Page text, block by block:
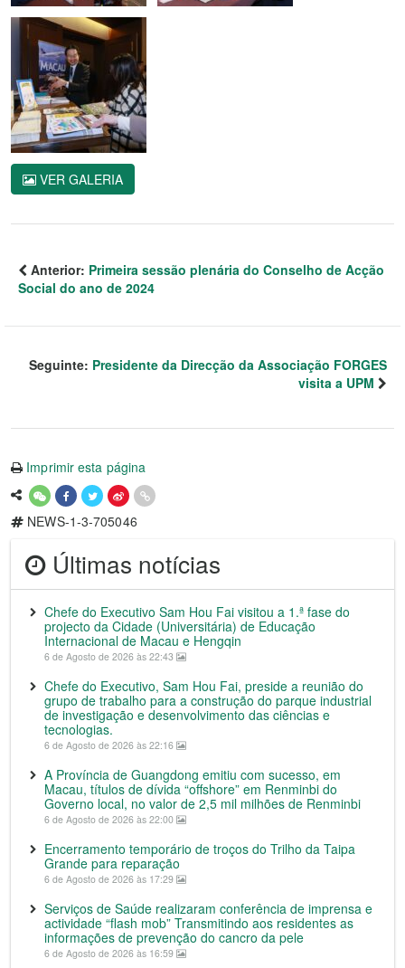
VER GALERIA
Anterior: Primeira sessão plenária do Conselho de Acção
Social do ano de 2024
Seguinte: Presidente da Direcção da Associação FORGES
visita a UPM
Imprimir esta página
NEWS-1-3-705046
Últimas notícias
Chefe do Executivo Sam Hou Fai visitou a 1.ª fase do
projecto da Cidade (Universitária) de Educação
Internacional de Macau e Hengqin
6 de Agosto de 2026 às 22:43
Chefe do Executivo, Sam Hou Fai, preside a reunião do
grupo de trabalho para a construção do parque industrial
de investigação e desenvolvimento das ciências e
tecnologias.
6 de Agosto de 2026 às 22:16
A Província de Guangdong emitiu com sucesso, em
Macau, títulos de dívida “offshore” em Renminbi do
Governo local, no valor de 2,5 mil milhões de Renminbi
6 de Agosto de 2026 às 22:00
Encerramento temporário de troços do Trilho da Taipa
Grande para reparação
6 de Agosto de 2026 às 17:29
Serviços de Saúde realizaram conferência de imprensa e
actividade “flash mob” Transmitindo aos residentes as
informações de prevenção do cancro da pele
6 de Agosto de 2026 às 16:59